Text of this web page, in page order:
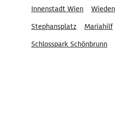
Innenstadt Wien Wieden
Stephansplatz
Mariahilf
Schlosspark Schönbrunn